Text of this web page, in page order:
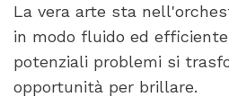
La vera arte sta
in modo fluido ed
potenziali problemi si
opportunità per brillare.